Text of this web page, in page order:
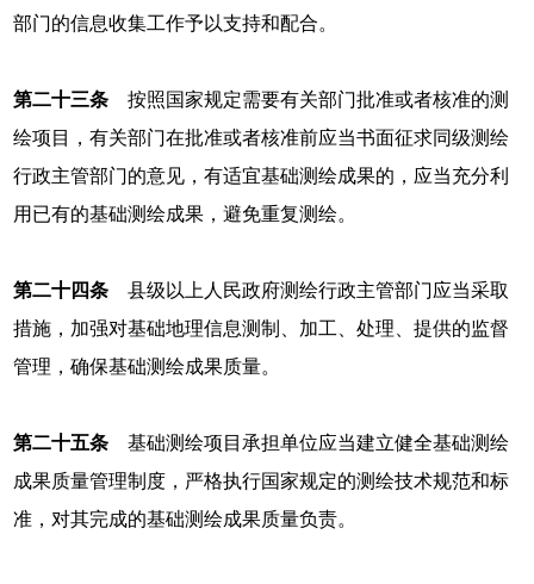
部门的信息收集工作予以支持和配合。
第二十三条 按照国家规定需要有关部门批准或者核准的测
绘项目，有关部门在批准或者核准前应当书面征求同级测绘
行政主管部门的意见，有适宜基础测绘成果的，应当充分利
用已有的基础测绘成果，避免重复测绘。
第二十四条 县级以上人民政府测绘行政主管部门应当采取
措施，加强对基础地理信息测制、加工、处理、提供的监督
管理，确保基础测绘成果质量。
第二十五条 基础测绘项目承担单位应当建立健全基础测绘
成果质量管理制度，严格执行国家规定的测绘技术规范和标
准，对其完成的基础测绘成果质量负责。